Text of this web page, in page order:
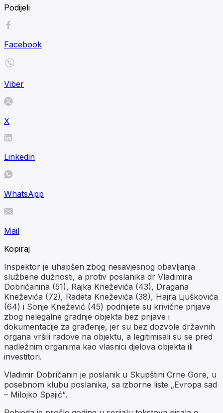
Podijeli
Facebook
Viber
X
Linkedin
WhatsApp
Mail
Kopiraj
Inspektor je uhapšen zbog nesavjesnog obavljanja
službene dužnosti, a protiv poslanika dr Vladimira
Dobričanina (51), Rajka Kneževića (43), Dragana
Kneževića (72), Radeta Kneževića (38), Hajra Ljuškovića
(64) i Sonje Knežević (45) podnijete su krivične prijave
zbog nelegalne gradnje objekta bez prijave i
dokumentacije za građenje, jer su bez dozvole državnih
organa vršili radove na objektu, a legitimisali su se pred
nadležnim organima kao vlasnici djelova objekta ili
investitori.
Vladimir Dobričanin je poslanik u Skupštini Crne Gore, u
posebnom klubu poslanika, sa izborne liste „Evropa sad
– Milojko Spajić“.